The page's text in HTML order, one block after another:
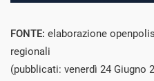
FONTE: elaborazione
regionali
(pubblicati: venerdì 24 Giugno